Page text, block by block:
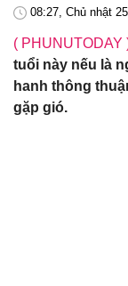
08:27, Chủ nhật
( PHUNUTODAY
tuổi này nếu là
hanh thông
gặp gió.